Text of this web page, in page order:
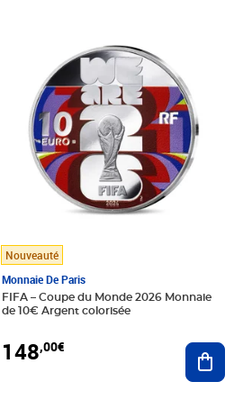
au panier
Nouveauté
Monnaie De Paris
FIFA – Coupe du Monde 2026 Monnaie
de 10€ Argent colorisée
148,00€